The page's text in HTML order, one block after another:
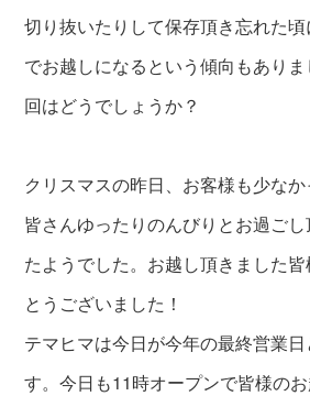
切り抜いたりして保存頂き忘れた
でお越しになるという傾向もあり
回はどうでしょうか？
クリスマスの昨日、お客様も少なか
皆さんゆったりのんびりとお過ご
たようでした。お越し頂きました
とうございました！
テマヒマは今日が今年の最終営業日
す。今日も11時オープンで皆様の